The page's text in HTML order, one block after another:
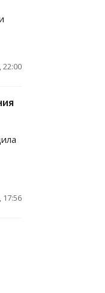
22:00
17:56